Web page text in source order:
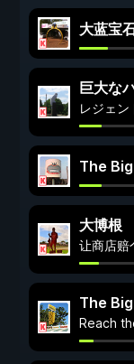
大蓝宝
巨大な
レジェ
The
大博根
让商店赔
The
Reach